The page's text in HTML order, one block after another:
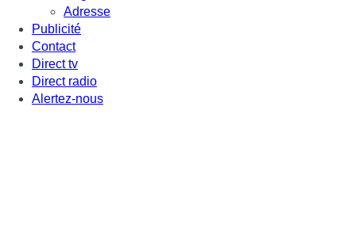
Adresse
Publicité
Contact
Direct tv
Direct radio
Alertez-nous